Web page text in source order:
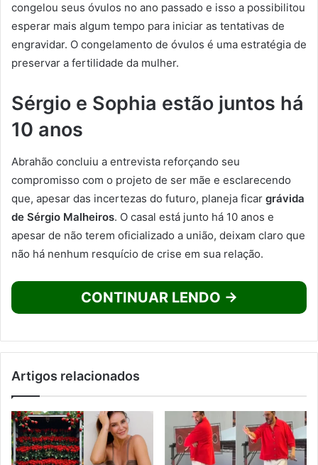
congelou seus óvulos no ano passado e isso a possibilitou
esperar mais algum tempo para iniciar as tentativas de
engravidar. O congelamento de óvulos é uma estratégia de
preservar a fertilidade da mulher.
Sérgio e Sophia estão juntos há
10 anos
Abrahão concluiu a entrevista reforçando seu
compromisso com o projeto de ser mãe e esclarecendo
que, apesar das incertezas do futuro, planeja ficar grávida
de Sérgio Malheiros. O casal está junto há 10 anos e
apesar de não terem oficializado a união, deixam claro que
não há nenhum resquício de crise em sua relação.
CONTINUAR LENDO →
Artigos relacionados